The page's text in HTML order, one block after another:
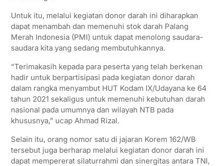
Untuk itu, melalui kegiatan donor darah ini diharapkan
dapat menambah dan memenuhi stok darah Palang
Merah Indonesia (PMI) untuk dapat menolong saudara-
saudara kita yang sedang membutuhkannya.
“Terimakasih kepada para peserta yang telah berkenan
hadir untuk berpartisipasi pada kegiatan donor darah
dalam rangka menyambut HUT Kodam IX/Udayana ke 64
tahun 2021 sekaligus untuk memenuhi kebutuhan darah
nasional pada umumnya dan wilayah NTB pada
khususnya,” ucap Ahmad Rizal.
Selain itu, orang nomor satu di jajaran Korem 162/WB
tersebut juga berharap melalui kegiatan donor darah ini
dapat mempererat silaturrahmi dan sinergitas antara TNI,